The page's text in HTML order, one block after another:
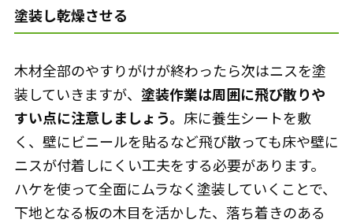
塗装し乾燥させる
木材全部のやすりがけが終わったら次はニスを塗
装していきますが、 塗装作業は周囲に飛び散りや
すい点に注意しましょう。 床に養生シートを敷
く、壁にビニールを貼るなど飛び散っても床や壁に
ニスが付着しにくい工夫をする必要があります。
ハケを使って全面にムラなく塗装していくことで、
下地となる板の木目を活かした、落ち着きのある